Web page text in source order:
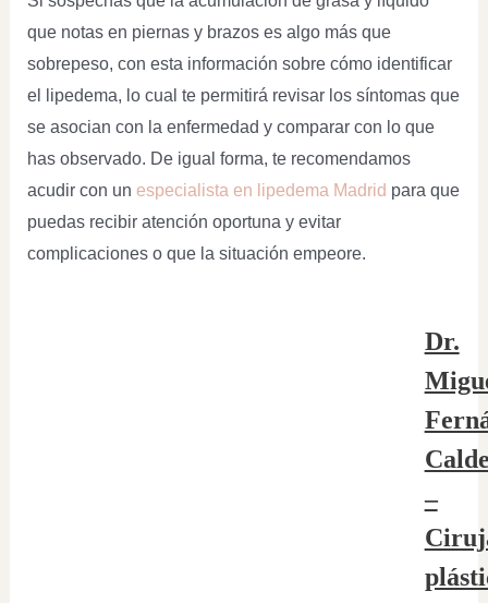
que notas en piernas y brazos es algo más que
sobrepeso, con esta información sobre cómo identificar
el lipedema, lo cual te permitirá revisar los síntomas que
se asocian con la enfermedad y comparar con lo que
has observado. De igual forma, te recomendamos
acudir con un especialista en lipedema Madrid para que
puedas recibir atención oportuna y evitar
complicaciones o que la situación empeore.
Dr.
–